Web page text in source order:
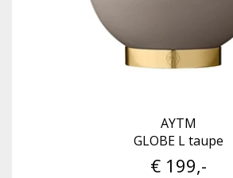
AYTM
GLOBE L taupe
€ 199,-